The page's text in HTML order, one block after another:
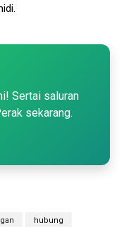
Sertai saluran
sekarang.
hubung